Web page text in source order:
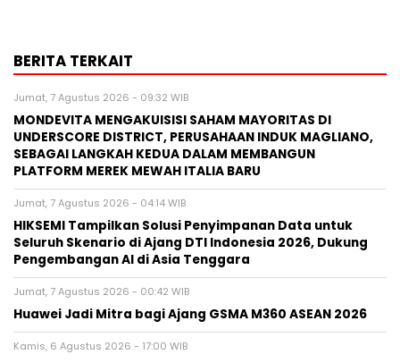
BERITA TERKAIT
Jumat, 7 Agustus 2026 - 09:32 WIB
MONDEVITA MENGAKUISISI SAHAM MAYORITAS DI
UNDERSCORE DISTRICT, PERUSAHAAN INDUK MAGLIANO,
SEBAGAI LANGKAH KEDUA DALAM MEMBANGUN
PLATFORM MEREK MEWAH ITALIA BARU
Jumat, 7 Agustus 2026 - 04:14 WIB
HIKSEMI Tampilkan Solusi Penyimpanan Data untuk
Seluruh Skenario di Ajang DTI Indonesia 2026, Dukung
Pengembangan AI di Asia Tenggara
Jumat, 7 Agustus 2026 - 00:42 WIB
Huawei Jadi Mitra bagi Ajang GSMA M360 ASEAN 2026
Kamis, 6 Agustus 2026 - 17:00 WIB